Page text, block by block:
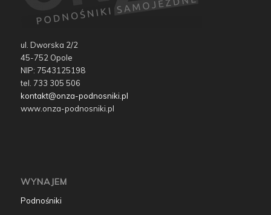
ul. Dworska 2/2
45-752 Opole
NIP: 7543125198
tel. 733 305 506
kontakt@onza-podnosniki.pl
www.onza-podnosniki.pl
WYNAJEM
Podnośniki